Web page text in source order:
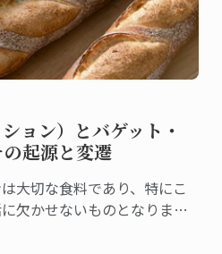
ョン）とバゲット・
起源と変遷
大切な食料であり、特にこ
欠かせないものとなりまし